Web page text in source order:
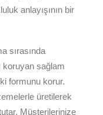
anlayışının bir
sırasında
koruyan sağlam
formunu korur.
üretilerek
Müşterilerinize